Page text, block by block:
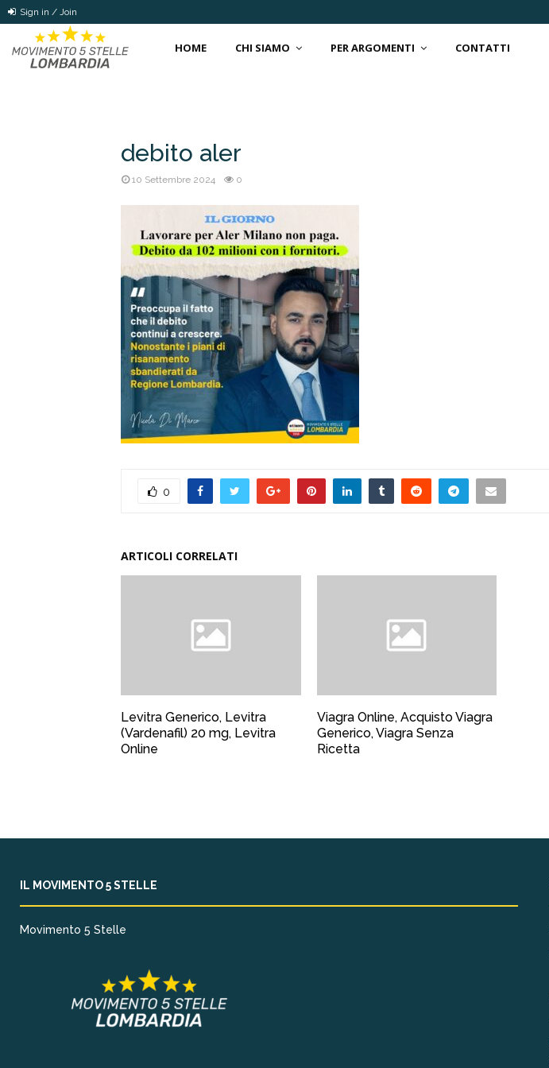
Sign in / Join
HOME CHI SIAMO PER ARGOMENTI CONTATTI
debito aler
10 Settembre 2024 0
0
ARTICOLI CORRELATI
Levitra Generico, Levitra
(Vardenafil) 20 mg, Levitra
Online
Viagra Online, Acquisto Viagra
Generico, Viagra Senza
Ricetta
IL MOVIMENTO 5 STELLE
Movimento 5 Stelle